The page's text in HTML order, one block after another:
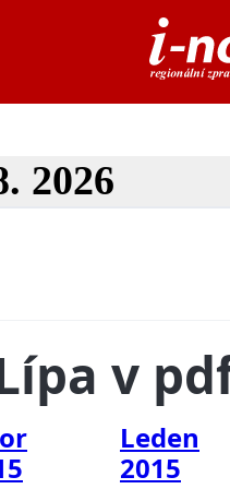
2026
v
Leden
2015